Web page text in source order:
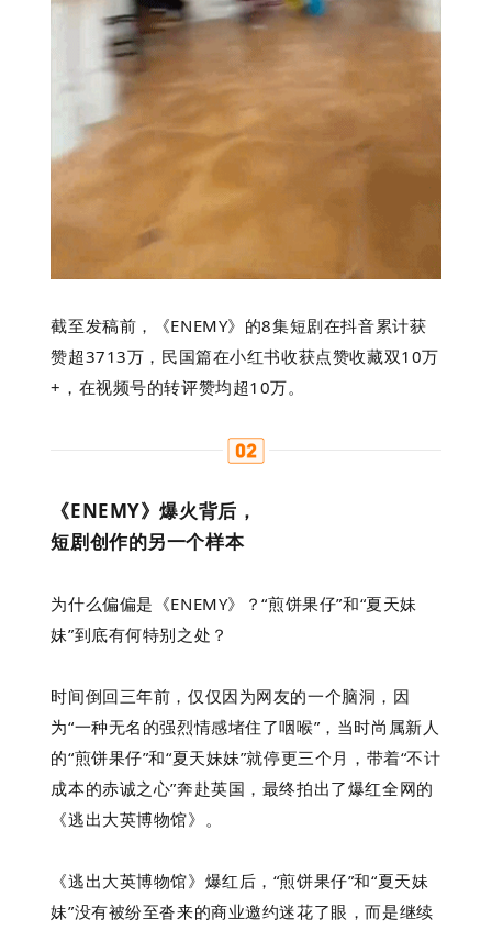
截至发稿前，《ENEMY》的8集短剧在抖音累计获
赞超3713万，民国篇在小红书收获点赞收藏双10万
+，在视频号的转评赞均超10万。
《ENEMY》爆火背后，
短剧创作的另一个样本
为什么偏偏是《ENEMY》？“煎饼果仔”和“夏天妹
妹”到底有何特别之处？
时间倒回三年前，仅仅因为网友的一个脑洞，因
为“一种无名的强烈情感堵住了咽喉”，当时尚属新人
的“煎饼果仔”和“夏天妹妹”就停更三个月，带着“不计
成本的赤诚之心”奔赴英国，最终拍出了爆红全网的
《逃出大英博物馆》。
《逃出大英博物馆》爆红后，“煎饼果仔”和“夏天妹
妹”没有被纷至沓来的商业邀约迷花了眼，而是继续